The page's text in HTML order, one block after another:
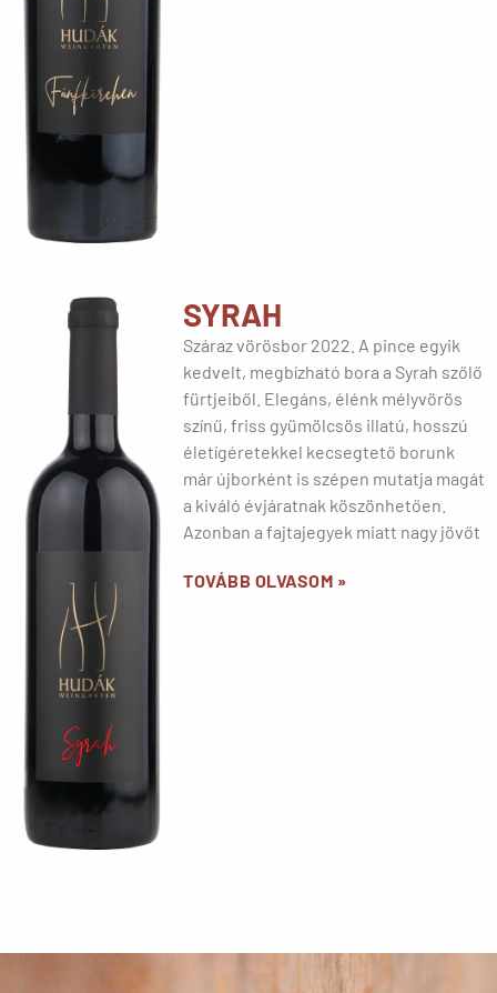
SYRAH
Száraz vörösbor 2022. A pince egyik
kedvelt, megbízható bora a Syrah szőlő
fürtjeiből. Elegáns, élénk mélyvörös
színű, friss gyümölcsös illatú, hosszú
életígéretekkel kecsegtető borunk
már újborként is szépen mutatja magát
a kiváló évjáratnak köszönhetően.
Azonban a fajtajegyek miatt nagy jövőt
TOVÁBB OLVASOM »